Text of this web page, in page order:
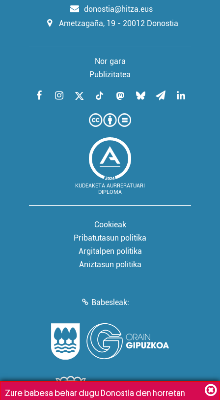
donostia@hitza.eus
Ametzagaña, 19 - 20012 Donostia
Nor gara
Publizitatea
KUDEAKETA AURRERATUARI
DIPLOMA
Cookieak
Pribatutasun politika
Argitalpen politika
Aniztasun politika
Babesleak:
Zure babesa behar dugu Donostia den horretan